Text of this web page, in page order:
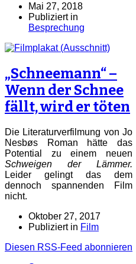
Mai 27, 2018
Publiziert in
Besprechung
„Schneemann“ –
Wenn der Schnee
fällt, wird er töten
Die Literaturverfilmung von Jo
Nesbøs Roman hätte das
Potential zu einem neuen
Schweigen der Lämmer.
Leider gelingt das dem
dennoch spannenden Film
nicht.
Oktober 27, 2017
Publiziert in Film
Diesen RSS-Feed abonnieren